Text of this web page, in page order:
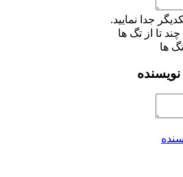
جدا نمایید.
چند تا از تگ ها
تگ ها